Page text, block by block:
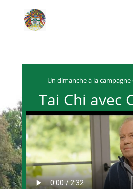
Un dimanche à la
Tai Chi avec